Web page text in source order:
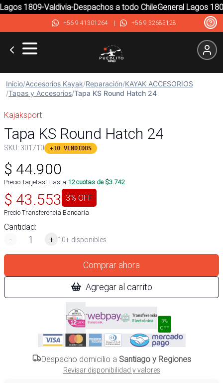
1809-Valdivia-Despachos a todo ChileGeneral Lagos
+56 9 41301264| +56 9 32685128
Inicio/Accesorios Kayak/Reparación/KAYAK ACCESORIOS
/Tapas y Accesorios/Tapa KS Round Hatch 24
Kajaksport
Tapa KS Round Hatch 24
SKU: 301710 +10 VENDIDOS
$ 44.900
Precio Tarjetas: Hasta 12cuotas de $3.742
$ 43.553 3% OFF
Precio Transferencia Bancaria
Cantidad:
-
+ 10+ disponibles
Comprar ahora
Agregar al carrito
3%
OFF
Despacho domicilio a Santiago y Regiones
Revisar disponibilidad y valores